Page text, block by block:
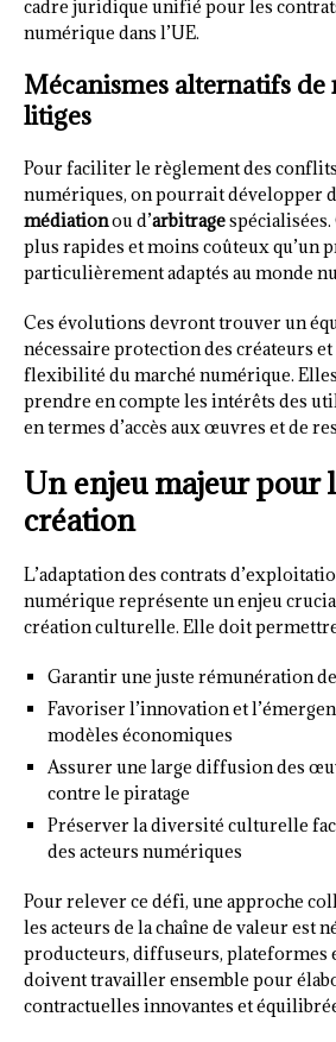
cadre juridique unifié pour les
numérique dans l’UE.
Mécanismes alternatifs de
litiges
Pour faciliter le règlement des
numériques, on pourrait développer
médiationou d’arbitragespécialisées.
plus rapides et moins coûteux qu’un
particulièrement adaptés au monde
Ces évolutions devront trouver un
nécessaire protection des créateurs et
flexibilité du marché numérique.
prendre en compte les intérêts des
en termes d’accès aux œuvres et de
Un enjeu majeur pour
création
L’adaptation des contrats
numérique représente un enjeu
création culturelle. Elle doit
Garantir une juste rémunération
Favoriser l’innovation et
modèles économiques
Assurer une large diffusion des
contre le piratage
Préserver la diversité culturelle
des acteurs numériques
Pour relever ce défi, une approche
les acteurs de la chaîne de valeur est
producteurs, diffuseurs, plateformes
doivent travailler ensemble pour
contractuelles innovantes et